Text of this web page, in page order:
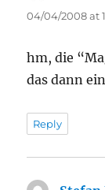
04/04/2008 at
hm, die
das dann
Reply